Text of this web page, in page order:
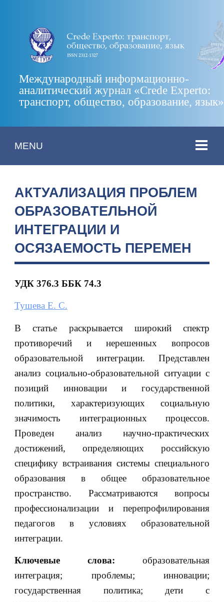
Международный информационно-
аналитический журнал «Crede Experto:
транспорт, общество, образование, язык»
MENU
АКТУАЛИЗАЦИЯ ПРОБЛЕМ
ОБРАЗОВАТЕЛЬНОЙ
ИНТЕГРАЦИИ И
ОСЯЗАЕМОСТЬ ПЕРЕМЕН
УДК 376.3 ББК 74.3
Тушева Е. С.
В статье раскрывается широкий спектр
противоречий и нерешенных вопросов
образовательной интеграции. Представлен
анализ социально-образовательной ситуации с
позиций инновации и государственной
политики, характеризующих социальную
значимость интеграционных процессов.
Проведен анализ научно-практических
достижений, определяющих российскую
специфику встраивания системы специального
образования в общее образовательное
пространство. Рассматриваются вопросы
профессионализации и перепрофилирования
педагогов в условиях образовательной
интеграции.
Ключевые слова: образовательная
интеграция; проблемы; инновации;
государственная политика; дети с